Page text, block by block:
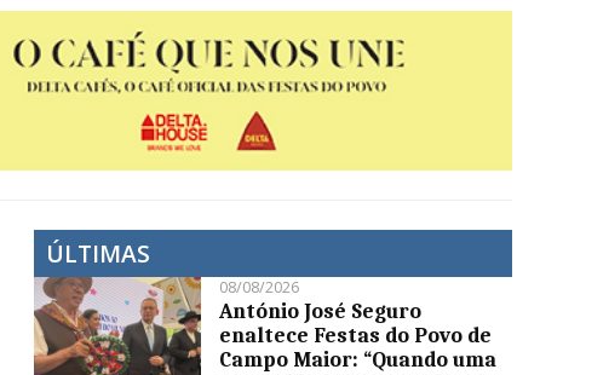
ÚLTIMAS
08/08/2026
António José Seguro
enaltece Festas do Povo de
Campo Maior: “Quando uma